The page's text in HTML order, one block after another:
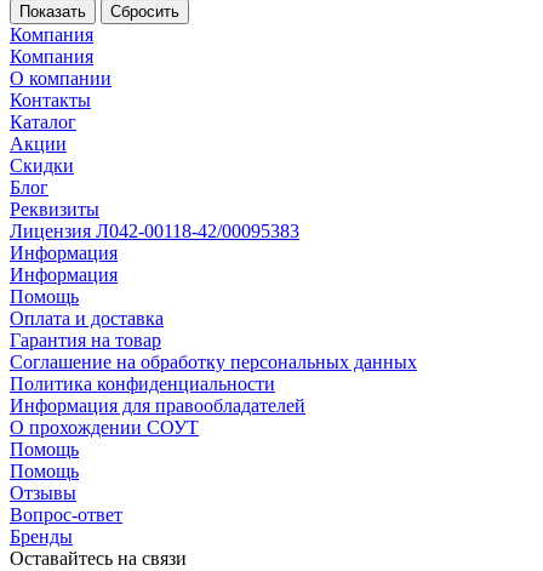
Сбросить
Компания
Компания
О компании
Контакты
Каталог
Акции
Скидки
Блог
Реквизиты
Лицензия Л042-00118-42/00095383
Информация
Информация
Помощь
Оплата и доставка
Гарантия на товар
Соглашение на обработку персональных данных
Политика конфиденциальности
Информация для правообладателей
О прохождении СОУТ
Помощь
Помощь
Отзывы
Вопрос-ответ
Бренды
Оставайтесь на связи